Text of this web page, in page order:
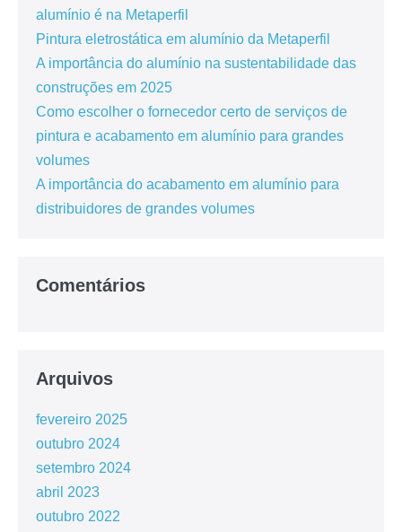
alumínio é na Metaperfil
Pintura eletrostática em alumínio da Metaperfil
A importância do alumínio na sustentabilidade das
construções em 2025
Como escolher o fornecedor certo de serviços de
pintura e acabamento em alumínio para grandes
volumes
A importância do acabamento em alumínio para
distribuidores de grandes volumes
Comentários
Arquivos
fevereiro 2025
outubro 2024
setembro 2024
abril 2023
outubro 2022